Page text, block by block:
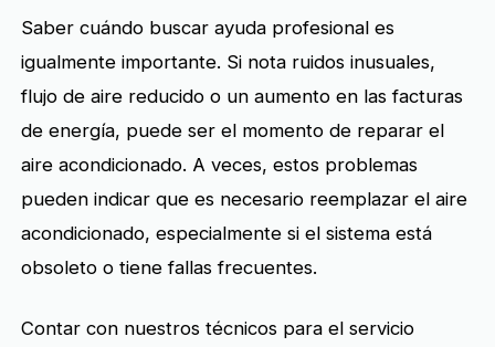
Saber cuándo buscar ayuda profesional es
igualmente importante. Si nota ruidos inusuales,
flujo de aire reducido o un aumento en las facturas
de energía, puede ser el momento de reparar el
aire acondicionado. A veces, estos problemas
pueden indicar que es necesario reemplazar el aire
acondicionado, especialmente si el sistema está
obsoleto o tiene fallas frecuentes.
Contar con nuestros técnicos para el servicio